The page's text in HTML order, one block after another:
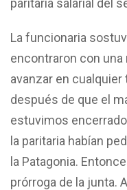
paritaria salarial del
La funcionaria
encontraron con
avanzar en cualquier
después de que el
estuvimos
la paritaria habían
la Patagonia.
prórroga de la junta.